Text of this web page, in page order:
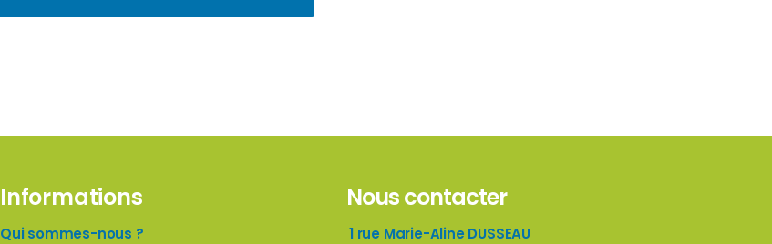
Informations
Qui sommes-nous ?
Nous contacter
1 rue Marie-Aline DUSSEAU